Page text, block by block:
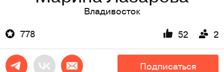
Владивосток
778
52 2
Подписаться